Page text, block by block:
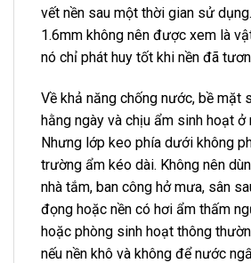
vết nền sau một thời gian sử
1.6mm không nên được xem là
nó chỉ phát huy tốt khi nền đã
Về khả năng chống nước, bề mặt
hằng ngày và chịu ẩm sinh hoạt ở
Nhưng lớp keo phía dưới không
trường ẩm kéo dài. Không nên
nhà tắm, ban công hở mưa, sân
đọng hoặc nền có hơi ẩm thấm
hoặc phòng sinh hoạt thông
nếu nền khô và không để nước